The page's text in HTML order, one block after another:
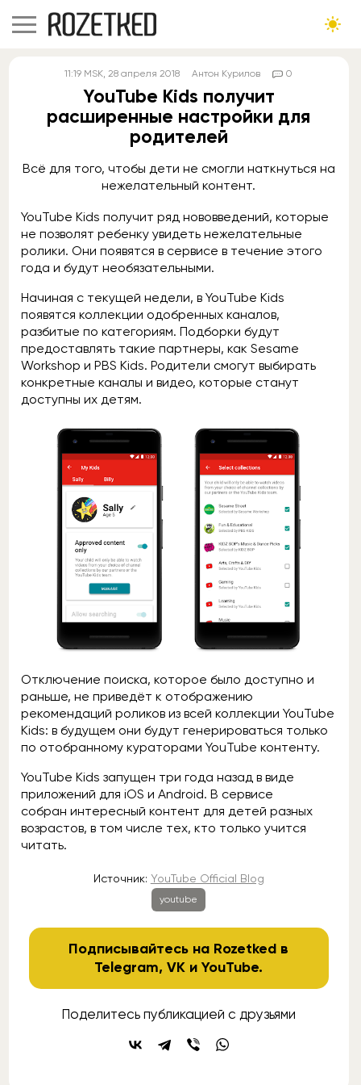
11:19 MSK, 28 апреля 2018 Антон Курилов 0
YouTube Kids получит
расширенные настройки для
родителей
Всё для того, чтобы дети не смогли наткнуться на
нежелательный контент.
YouTube Kids получит ряд нововведений, которые
не позволят ребенку увидеть нежелательные
ролики. Они появятся в сервисе в течение этого
года и будут необязательными.
Начиная с текущей недели, в YouTube Kids
появятся коллекции одобренных каналов,
разбитые по категориям. Подборки будут
предоставлять такие партнеры, как Sesame
Workshop и PBS Kids. Родители смогут выбирать
конкретные каналы и видео, которые станут
доступны их детям.
Отключение поиска, которое было доступно и
раньше, не приведёт к отображению
рекомендаций роликов из всей коллекции YouTube
Kids: в будущем они будут генерироваться только
по отобранному кураторами YouTube контенту.
YouTube Kids запущен три года назад в виде
приложений для iOS и Android. В сервисе
собран интересный контент для детей разных
возрастов, в том числе тех, кто только учится
читать.
Источник: YouTube Official Blog
youtube
Подписывайтесь на Rozetked в
Telegram,VK иYouTube.
Поделитесь публикацией с друзьями